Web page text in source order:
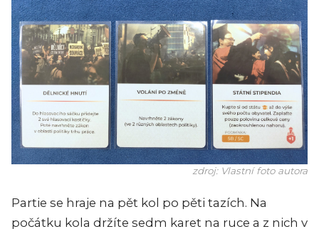
zdroj: Vlastní foto autora
Partie se hraje na pět kol po pěti tazích. Na
počátku kola držíte sedm karet na ruce a z nich v